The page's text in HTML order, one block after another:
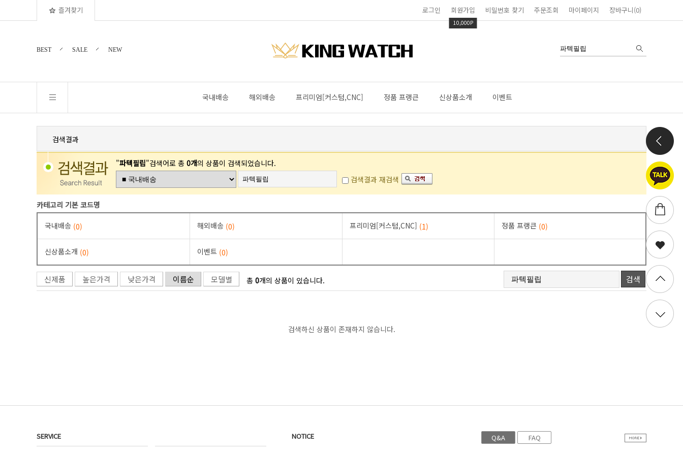
즐겨찾기 로그인 회원가입
10,000P
비밀번호 찾기 주문조회 마이페이지 장바구니(0)
BEST SALE NEW
국내배송 해외배송 프리미엄[커스텀,CNC] 정품 프랭큰 신상품소개 이벤트
검색결과
"파텍필립"검색어로 총 0개의 상품이 검색되었습니다.
검색결과 재검색
카테고리 기본 코드명
국내배송 (0) 해외배송 (0) 프리미엄[커스텀,CNC] (1) 정품 프랭큰 (0)
신상품소개 (0) 이벤트 (0)
신제품 높은가격 낮은가격 이름순 모델별 총 0개의 상품이 있습니다. 검색
검색하신 상품이 존재하지 않습니다.
SERVICE NOTICE Q&A FAQ